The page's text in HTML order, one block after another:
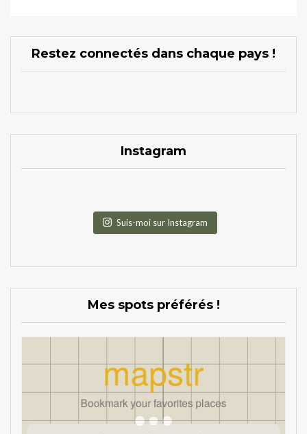
Restez connectés dans chaque pays !
Instagram
Suis-moi sur Instagram
Mes spots préférés !